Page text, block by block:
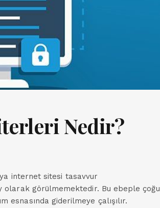
Nedir?
internet sitesi tasavvur
olarak görülmemektedir. Bu ebeple çoğu
giderilmeye çalışılır.